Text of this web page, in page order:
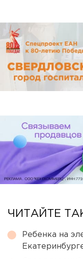
ЧИТАЙТЕ
Ребенка на